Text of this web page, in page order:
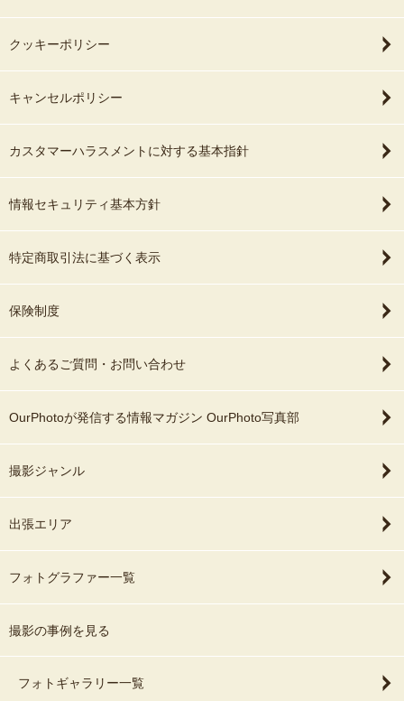
クッキーポリシー
キャンセルポリシー
カスタマーハラスメントに対する基本指針
情報セキュリティ基本方針
特定商取引法に基づく表示
保険制度
よくあるご質問・お問い合わせ
OurPhotoが発信する情報マガジン OurPhoto写真部
撮影ジャンル
出張エリア
フォトグラファー一覧
撮影の事例を見る
フォトギャラリー一覧